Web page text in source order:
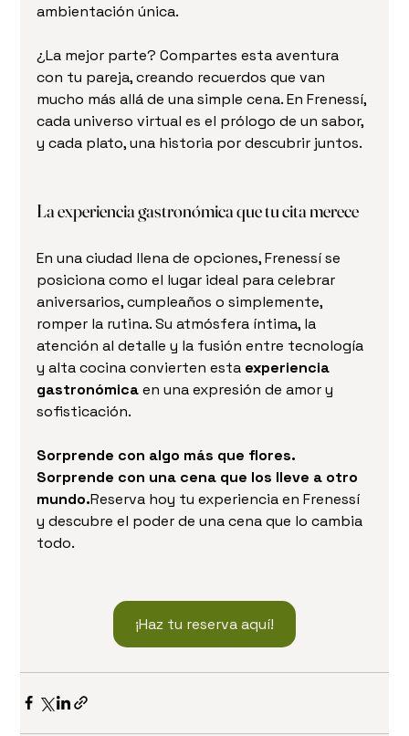
ambientación única.
¿La mejor parte? Compartes esta aventura
con tu pareja, creando recuerdos que van
mucho más allá de una simple cena. En Frenessí,
cada universo virtual es el prólogo de un sabor,
y cada plato, una historia por descubrir juntos.
La experiencia gastronómica que tu cita merece
En una ciudad llena de opciones, Frenessí se
posiciona como el lugar ideal para celebrar
aniversarios, cumpleaños o simplemente,
romper la rutina. Su atmósfera íntima, la
atención al detalle y la fusión entre tecnología
y alta cocina convierten esta experiencia
gastronómica en una expresión de amor y
sofisticación.
Sorprende con algo más que flores.
Sorprende con una cena que los lleve a otro
mundo.Reserva hoy tu experiencia en Frenessí
y descubre el poder de una cena que lo cambia
todo.
¡Haz tu reserva aquí!